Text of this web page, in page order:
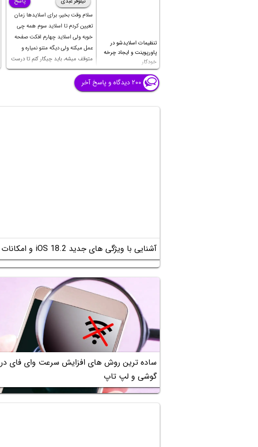
تنظیمات اسلایدشو در
پاورپوینت و ایجاد چرخه
خودکار
سلام وقت بخیر، برای اسلایدها زمان
تعیین کردم تا اسلاید سوم همه چی
خوبه ولی اسلاید چهارم افکت صفحه
عمل میکنه ولی دیگه متنو نمیاره و
متوقف میشه، باید چیکار کنم تا درست
بشه؟ تایم صفحات قبل تا شش ثانیه
هست و اسلاید چهارم نزدیک چهار
دقیقه هست
۲۰۰ دیدگاه و پاسخ آخر
آشنایی با ویژگی های جدید iOS 18.2 و امکانات هوش مصنوعی اپل
ساده ترین روش های افزایش سرعت وای فای در
گوشی و لپ تاپ